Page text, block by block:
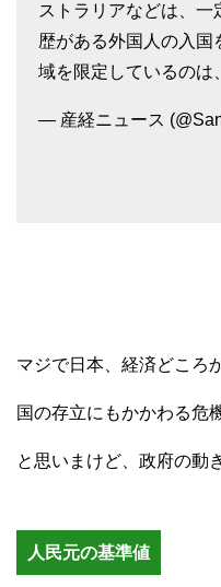
ストラリアなどは、
歴がある外国人の入国
域を限定しているのは
— 産経ニュース
マジで日本、経済どころ
国の存立にもかかわる危
と思いまけど、政府の動
人民元の基準値